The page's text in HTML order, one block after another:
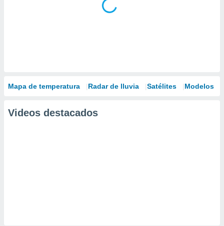
Mapa de temperatura Radar de lluvia Satélites Modelos
Videos destacados